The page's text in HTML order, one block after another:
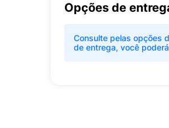
Opções de
Consulte pelas opções
de entrega, você